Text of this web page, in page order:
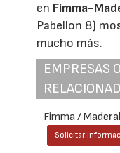
en Fimma-
Pabellon 8)
mucho más.
EMPRESAS
Fimma /
Solicitar